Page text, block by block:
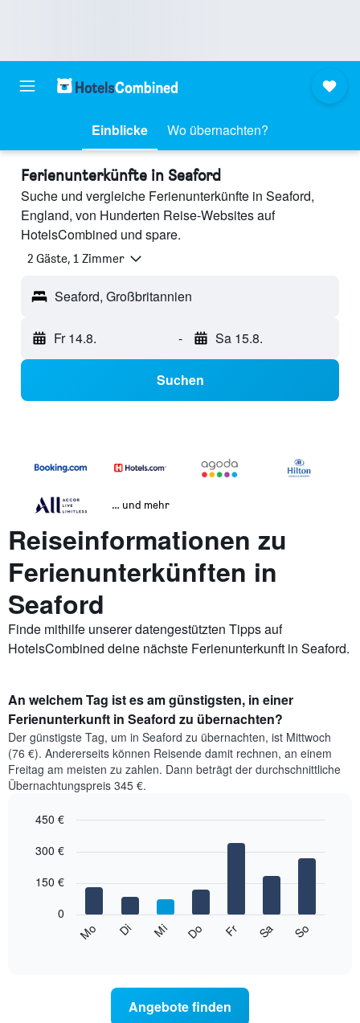
Einblicke Wo übernachten?
Ferienunterkünfte in Seaford
Suche und vergleiche Ferienunterkünfte in Seaford,
England, von Hunderten Reise-Websites auf
HotelsCombined und spare.
2 Gäste, 1 Zimmer
Seaford, Großbritannien
Fr 14.8. - Sa 15.8.
Suchen
… und mehr
Reiseinformationen zu
Ferienunterkünften in
Seaford
Finde mithilfe unserer datengestützten Tipps auf
HotelsCombined deine nächste Ferienunterkunft in Seaford.
An welchem Tag ist es am günstigsten, in einer
Ferienunterkunft in Seaford zu übernachten?
Der günstigste Tag, um in Seaford zu übernachten, ist Mittwoch
(76 €). Andererseits können Reisende damit rechnen, an einem
Freitag am meisten zu zahlen. Dann beträgt der durchschnittliche
Übernachtungspreis 345 €.
chart
bars.
durchschnittlichen
graphic.
Mo Di Mi Do Fr Sa So
0
150 €
300 €
450 €
Angebote finden